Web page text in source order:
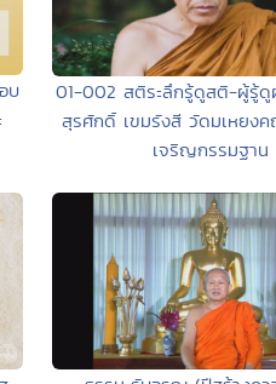
บ
01-002 สติระลึกรู้ดูสติ-ผู้รู้
สุรศักดิ์ เขมรังสี วัดมเหยง
เจริญกรรมฐาน